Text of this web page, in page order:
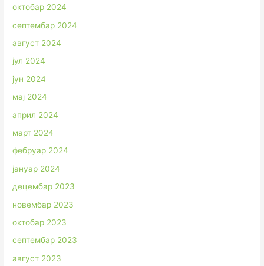
октобар 2024
септембар 2024
август 2024
јул 2024
јун 2024
мај 2024
април 2024
март 2024
фебруар 2024
јануар 2024
децембар 2023
новембар 2023
октобар 2023
септембар 2023
август 2023